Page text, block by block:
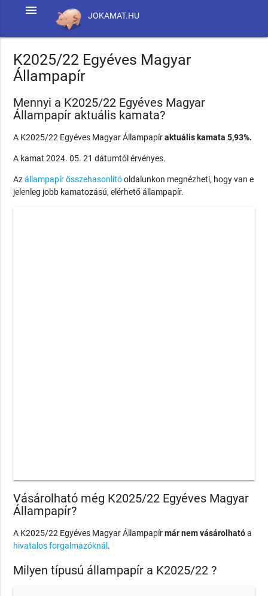
JOKAMAT.HU
menu
K2025/22 Egyéves Magyar
Állampapír
Mennyi a K2025/22 Egyéves Magyar
Állampapír aktuális kamata?
A K2025/22 Egyéves Magyar Állampapíraktuális kamata 5,93%.
A kamat 2024. 05. 21 dátumtól érvényes.
Azállampapír összehasonlítóoldalunkon megnézheti, hogy van e
jelenleg jobb kamatozású, elérhető állampapír.
Vásárolható még K2025/22 Egyéves Magyar
Állampapír?
A K2025/22 Egyéves Magyar Állampapírmár nem vásárolhatóa
hivatalos forgalmazóknál .
Milyen típusú állampapír a K2025/22 ?